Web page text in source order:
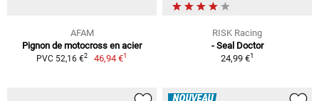
AFAM
Pignon de motocross en acier
PVC 52,16 €2 46,94 €1
RISK Racing
- Seal Doctor
24,99 €1
NOUVEAU